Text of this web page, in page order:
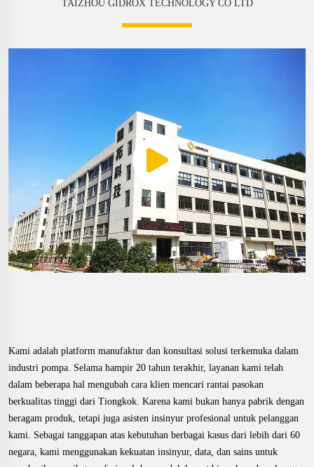
TAIZHOU GIDROX TECHNOLOGY CO LTD
Kami adalah platform manufaktur dan konsultasi solusi terkemuka dalam
industri pompa. Selama hampir 20 tahun terakhir, layanan kami telah
dalam beberapa hal mengubah cara klien mencari rantai pasokan
berkualitas tinggi dari Tiongkok. Karena kami bukan hanya pabrik dengan
beragam produk, tetapi juga asisten insinyur profesional untuk pelanggan
kami. Sebagai tanggapan atas kebutuhan berbagai kasus dari lebih dari 60
negara, kami menggunakan kekuatan insinyur, data, dan sains untuk